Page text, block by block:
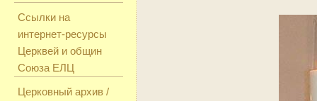
Ссылки на
интернет-ресурсы
Церквей и общин
Союза ЕЛЦ
Церковный архив /